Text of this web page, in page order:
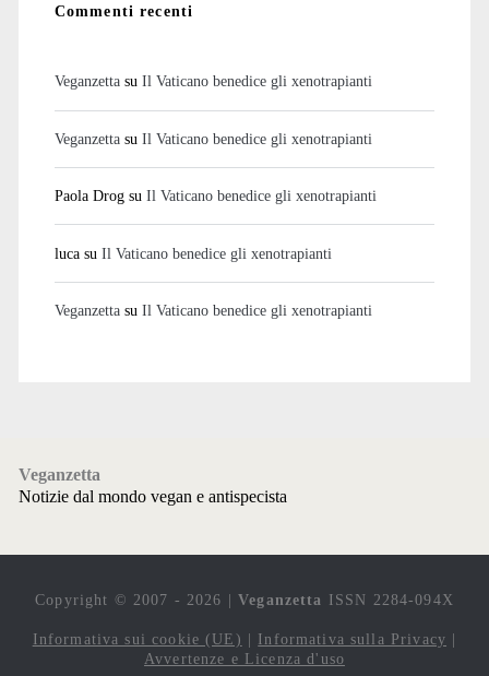
Commenti recenti
Veganzettasu Il Vaticano benedice gli xenotrapianti
Veganzettasu Il Vaticano benedice gli xenotrapianti
Paola Drogsu Il Vaticano benedice gli xenotrapianti
lucasu Il Vaticano benedice gli xenotrapianti
Veganzettasu Il Vaticano benedice gli xenotrapianti
Veganzetta
Notizie dal mondo vegan e antispecista
Copyright © 2007 - 2026 |Veganzetta ISSN 2284-094X
Informativa sui cookie (UE) | Informativa sulla Privacy |
Avvertenze e Licenza d'uso